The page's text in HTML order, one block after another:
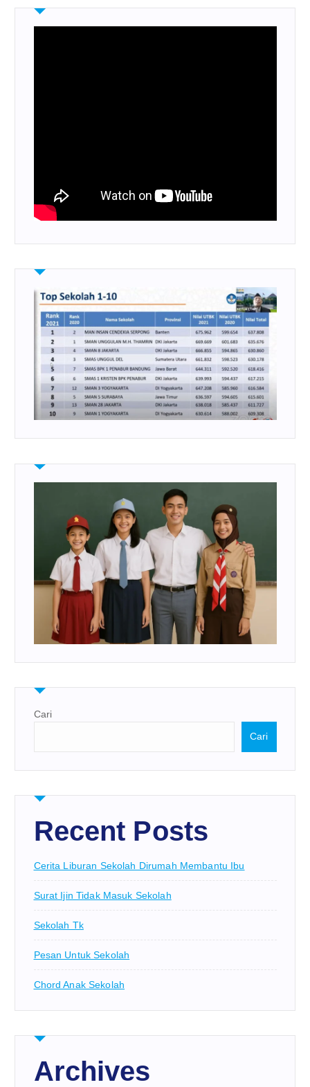
Cari
Cari
Recent Posts
Cerita Liburan Sekolah Dirumah Membantu Ibu
Surat Ijin Tidak Masuk Sekolah
Sekolah Tk
Pesan Untuk Sekolah
Chord Anak Sekolah
Archives